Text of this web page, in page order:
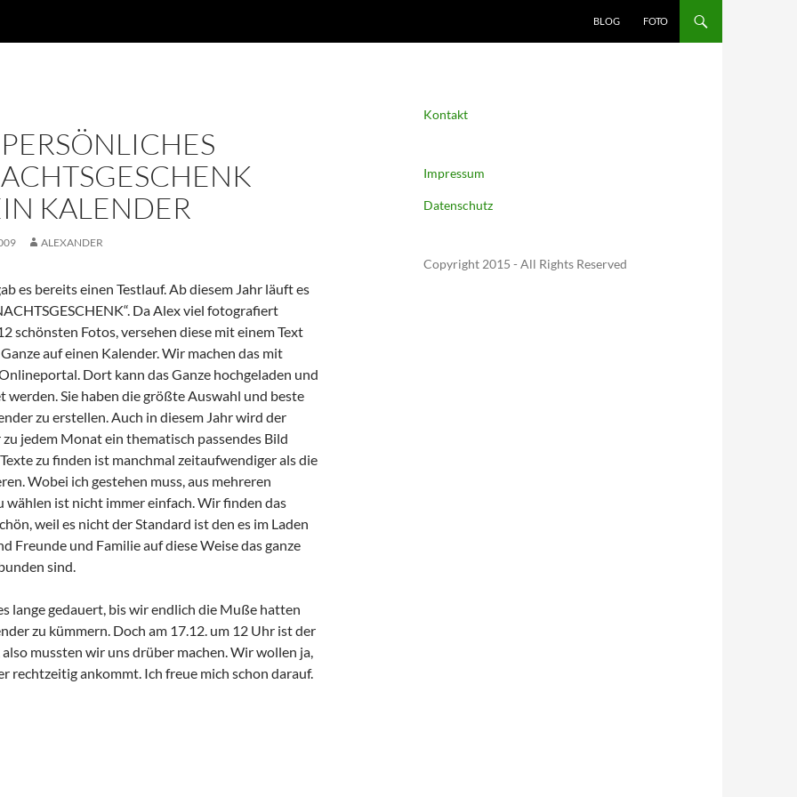
BLOG FOTO
KALENDER
ALEXANDER
es bereits einen Testlauf. Ab diesem Jahr läuft es
Da Alex viel fotografiert
schönsten Fotos, versehen diese mit einem Text
auf einen Kalender. Wir machen das mit
Dort kann das Ganze hochgeladen und
werden. Sie haben die größte Auswahl und beste
zu erstellen. Auch in diesem Jahr wird der
jedem Monat ein thematisch passendes Bild
zu finden ist manchmal zeitaufwendiger als die
Wobei ich gestehen muss, aus mehreren
wählen ist nicht immer einfach. Wir finden das
weil es nicht der Standard ist den es im Laden
Freunde und Familie auf diese Weise das ganze
sind.
lange gedauert, bis wir endlich die Muße hatten
zu kümmern. Doch am 17.12. um 12 Uhr ist der
mussten wir uns drüber machen. Wir wollen ja,
rechtzeitig ankommt. Ich freue mich schon darauf.
Kontakt
Impressum
Datenschutz
Copyright 2015 - All Rights Reserved